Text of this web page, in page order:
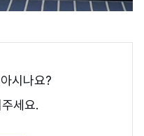
시나요?
세요.